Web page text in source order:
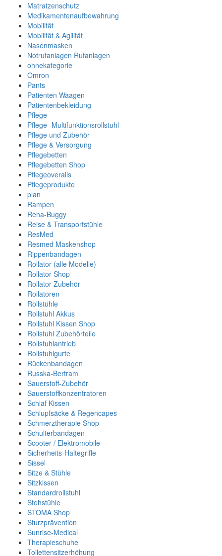
Matratzenschutz
Medikamentenaufbewahrung
Mobilität
Mobilität & Agilität
Nasenmasken
Notrufanlagen Rufanlagen
ohnekategorie
Omron
Pants
Patienten Waagen
Patientenbekleidung
Pflege
Pflege- Multifunktionsrollstuhl
Pflege und Zubehör
Pflege & Versorgung
Pflegebetten
Pflegebetten Shop
Pflegeoveralls
Pflegeprodukte
plan
Rampen
Reha-Buggy
Reise & Transportstühle
ResMed
Resmed Maskenshop
Rippenbandagen
Rollator (alle Modelle)
Rollator Shop
Rollator Zubehör
Rollatoren
Rollstühle
Rollstuhl Akkus
Rollstuhl Kissen Shop
Rollstuhl Zubehörteile
Rollstuhlantrieb
Rollstuhlgurte
Rückenbandagen
Russka-Bertram
Sauerstoff-Zubehör
Sauerstoffkonzentratoren
Schlaf Kissen
Schlupfsäcke & Regencapes
Schmerztherapie Shop
Schulterbandagen
Scooter / Elektromobile
Sicherheits-Haltegriffe
Sissel
Sitze & Stühle
Sitzkissen
Standardrollstuhl
Stehstühle
STOMA Shop
Sturzprävention
Sunrise-Medical
Therapieschuhe
Toilettensitzerhöhung